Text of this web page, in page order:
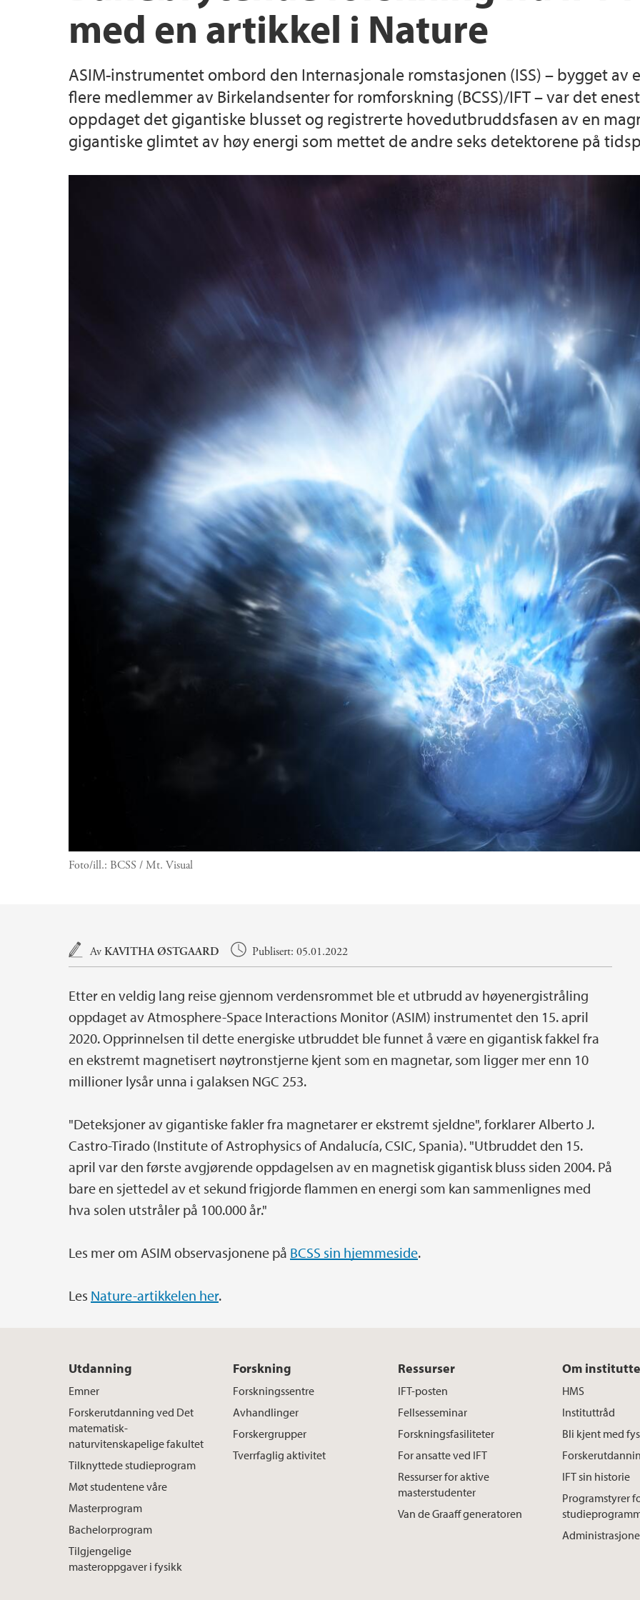
Masterprogram
med en artikkel i Nature
ASIM-instrumentet ombord den Internasjonale romstasjonen (ISS) – bygget av
flere medlemmer av Birkelandsenter for romforskning (BCSS)/IFT – var det
oppdaget det gigantiske blusset og registrerte hovedutbruddsfasen av en
gigantiske glimtet av høy energi som mettet de andre seks detektorene på
Foto/ill.: BCSS / Mt. Visual
Hovedinnhold
AvKAVITHA ØSTGAARD Publisert: 05.01.2022
Etter en veldig lang reise gjennom verdensrommet ble et utbrudd av høyenergistråling
oppdaget av Atmosphere-Space Interactions Monitor (ASIM) instrumentet den 15. april
2020. Opprinnelsen til dette energiske utbruddet ble funnet å være en gigantisk fakkel fra
en ekstremt magnetisert nøytronstjerne kjent som en magnetar, som ligger mer enn 10
millioner lysår unna i galaksen NGC 253.
"Deteksjoner av gigantiske fakler fra magnetarer er ekstremt sjeldne", forklarer Alberto J.
Castro-Tirado (Institute of Astrophysics of Andalucía, CSIC, Spania). "Utbruddet den 15.
april var den første avgjørende oppdagelsen av en magnetisk gigantisk bluss siden 2004. På
bare en sjettedel av et sekund frigjorde flammen en energi som kan sammenlignes med
hva solen utstråler på 100.000 år."
Les mer om ASIM observasjonene på BCSS sin hjemmeside.
Les Nature-artikkelen her.
Utdanning
Emner
Forskerutdanning ved Det
matematisk-
naturvitenskapelige fakultet
Tilknyttede studieprogram
Møt studentene våre
Masterprogram
Bachelorprogram
Tilgjengelige
masteroppgaver i fysikk
Forskning
Forskningssentre
Avhandlinger
Forskergrupper
Tverrfaglig aktivitet
Ressurser
IFT-posten
Fellsesseminar
Forskningsfasiliteter
For ansatte ved IFT
Ressurser for aktive
masterstudenter
Van de Graaff generatoren
Om
HMS
Instituttråd
Bli kjent med
IFT sin historie
Programstyrer